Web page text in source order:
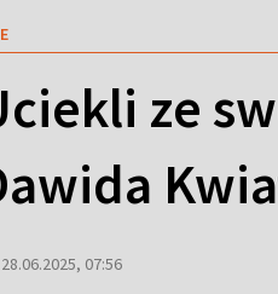
ze
28.06.2025, 07:56